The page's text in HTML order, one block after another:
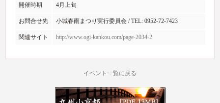
開催時期 4月上旬
お問合せ先 小城春雨まつり実行委員会 / TEL: 0952-72-7423
関連サイト http://www.ogi-kankou.com/page-2034-2
イベント一覧に戻る